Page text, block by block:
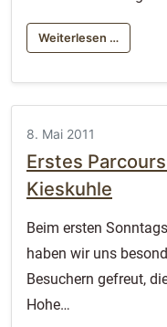
Weiterlesen …
8. Mai 2011
Erstes
Kieskuhle
Beim ersten
haben wir uns
Besuchern gefreut,
Hohe…